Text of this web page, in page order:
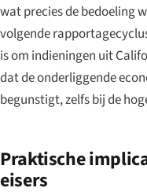
wat precies de bedoeling
volgende
is om indieningen uit
dat de onderliggende
begunstigt, zelfs bij de
Praktische
eisers